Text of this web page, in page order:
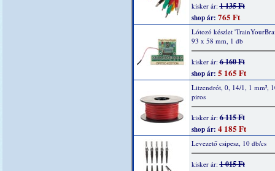
kisker ár:1 135 Ft
shop ár: 765 Ft
Lótozó készlet
93 x 58 mm, 1 db
kisker ár:6 160 Ft
shop ár: 5 165 Ft
Litzendrót, 0, 14/1, 1 mm²,
piros
kisker ár:6 115 Ft
shop ár: 4 185 Ft
Levezető csipesz, 10 db/cs
kisker ár:1 015 Ft